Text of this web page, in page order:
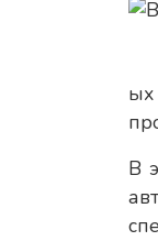
ых
В